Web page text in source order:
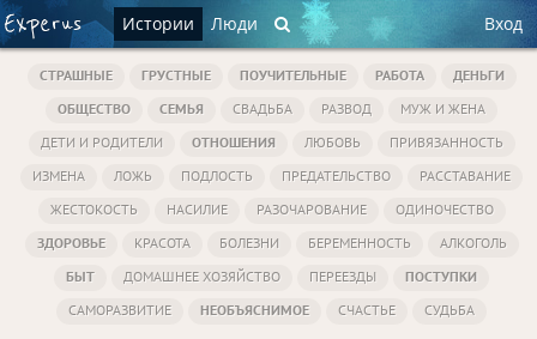
Истории Люди Вход
СТРАШНЫЕ ГРУСТНЫЕ ПОУЧИТЕЛЬНЫЕ РАБОТА
ДЕНЬГИ
ОБЩЕСТВО
СЕМЬЯ СВАДЬБА РАЗВОД
МУЖ И ЖЕНА
ДЕТИ И РОДИТЕЛИ
ОТНОШЕНИЯ ЛЮБОВЬ
ПРИВЯЗАННОСТЬ
ИЗМЕНА
ЛОЖЬ ПОДЛОСТЬ ПРЕДАТЕЛЬСТВО
РАССТАВАНИЕ
ЖЕСТОКОСТЬ
НАСИЛИЕ РАЗОЧАРОВАНИЕ
ОДИНОЧЕСТВО
ЗДОРОВЬЕ
КРАСОТА БОЛЕЗНИ БЕРЕМЕННОСТЬ
АЛКОГОЛЬ
БЫТ
ДОМАШНЕЕ ХОЗЯЙСТВО ПЕРЕЕЗДЫ
ПОСТУПКИ
САМОРАЗВИТИЕ
НЕОБЪЯСНИМОЕ СЧАСТЬЕ СУДЬБА